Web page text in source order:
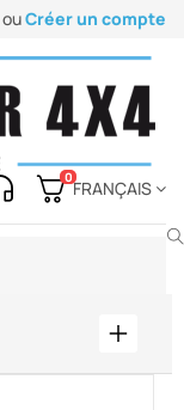
ouCréer un compte
0
FRANÇAIS